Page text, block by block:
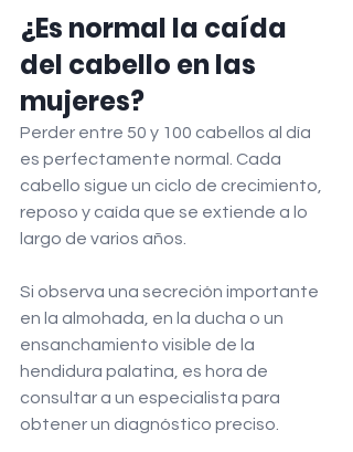
¿Es normal la caída
del cabello en las
mujeres?
Perder entre 50 y 100 cabellos al día
es perfectamente normal. Cada
cabello sigue un ciclo de crecimiento,
reposo y caída que se extiende a lo
largo de varios años.
Si observa una secreción importante
en la almohada, en la ducha o un
ensanchamiento visible de la
hendidura palatina, es hora de
consultar a un especialista para
obtener un diagnóstico preciso.